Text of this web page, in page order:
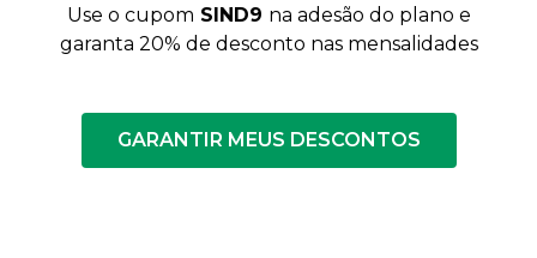
Use o cupom SIND9 na adesão do plano e
garanta 20% de desconto nas mensalidades
GARANTIR MEUS DESCONTOS